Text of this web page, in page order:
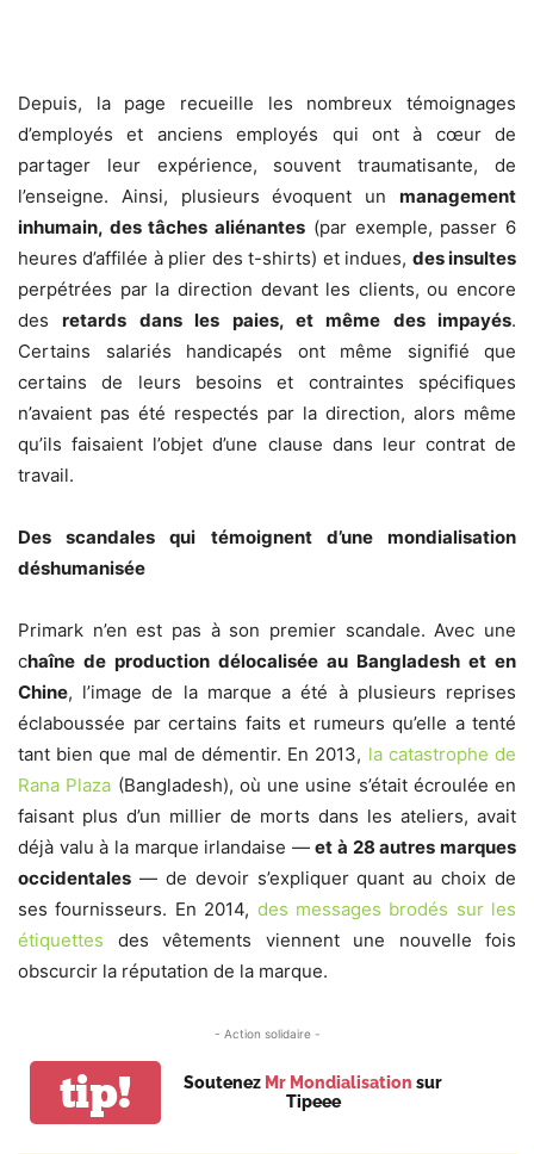
Depuis, la page recueille les nombreux témoignages
d’employés et anciens employés qui ont à cœur de
partager leur expérience, souvent traumatisante, de
l’enseigne. Ainsi, plusieurs évoquent un management
inhumain, des tâches aliénantes (par exemple, passer 6
heures d’affilée à plier des t-shirts) et indues, des insultes
perpétrées par la direction devant les clients, ou encore
desretards dans les paies, et même des impayés.
Certains salariés handicapés ont même signifié que
certains de leurs besoins et contraintes spécifiques
n’avaient pas été respectés par la direction, alors même
qu’ils faisaient l’objet d’une clause dans leur contrat de
travail.
Des scandales qui témoignent d’une mondialisation
déshumanisée
Primark n’en est pas à son premier scandale. Avec une
chaîne de production délocalisée au Bangladesh et en
Chine, l’image de la marque a été à plusieurs reprises
éclaboussée par certains faits et rumeurs qu’elle a tenté
tant bien que mal de démentir. En 2013, la catastrophe de
Rana Plaza (Bangladesh), où une usine s’était écroulée en
faisant plus d’un millier de morts dans les ateliers, avait
déjà valu à la marque irlandaise —et à 28 autres marques
occidentales — de devoir s’expliquer quant au choix de
ses fournisseurs. En 2014, des messages brodés sur les
étiquettes des vêtements viennent une nouvelle fois
obscurcir la réputation de la marque.
- Action solidaire -
tip! Soutenez Mr Mondialisation sur
Tipeee